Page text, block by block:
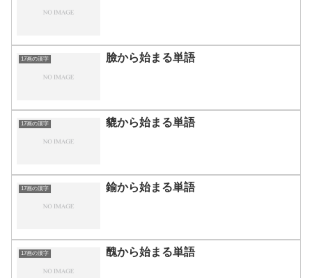
17画の漢字 臉から始まる単語
17画の漢字 貔から始まる単語
17画の漢字 鍮から始まる単語
17画の漢字 醜から始まる単語